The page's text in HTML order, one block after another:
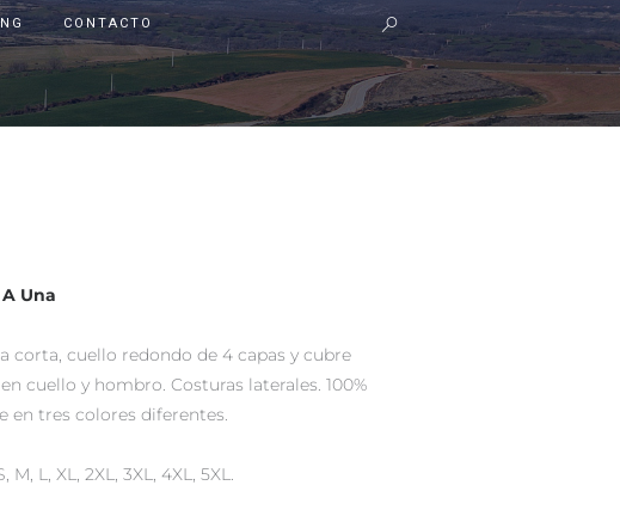
CONTACTO
Una
corta, cuello redondo de 4 capas y cubre
cuello y hombro. Costuras laterales. 100%
en tres colores diferentes.
L, XL, 2XL, 3XL, 4XL, 5XL.